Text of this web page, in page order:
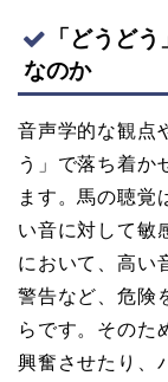
「どうど
なのか
音声学的な観点
う」で落ち着か
ます。馬の聴覚
い音に対して敏
において、高い
警告など、危険
らです。そのた
興奮させたり、